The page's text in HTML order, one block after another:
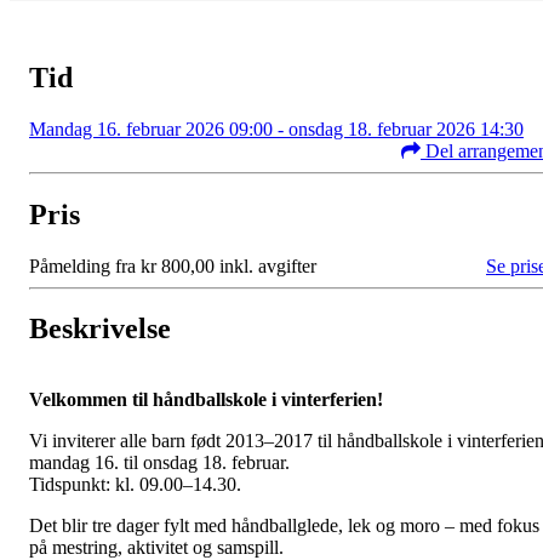
Tid
Mandag 16. februar 2026 09:00 - onsdag 18. februar 2026 14:30
Del
Pris
Påmelding fra kr 800,00 inkl. avgifter Se
Beskrivelse
Velkommen til håndballskole i vinterferien!
Vi inviterer alle barn født 2013–2017 til håndballskole i
mandag 16. til onsdag 18. februar.
Tidspunkt: kl. 09.00–14.30.
Det blir tre dager fylt med håndballglede, lek og moro – med fokus
på mestring, aktivitet og samspill.